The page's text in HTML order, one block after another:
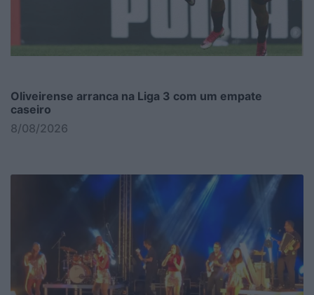
Oliveirense arranca na Liga 3 com um empate
caseiro
8/08/2026